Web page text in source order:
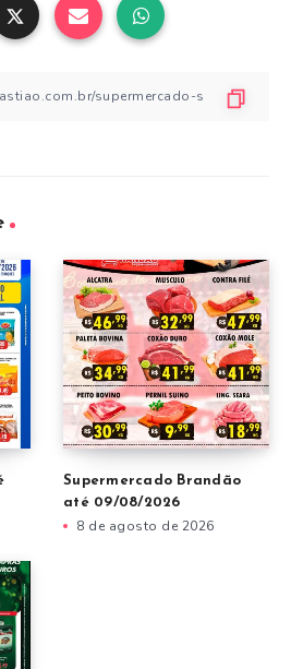
Supermercado Brandão
até 09/08/2026
8 de agosto de 2026